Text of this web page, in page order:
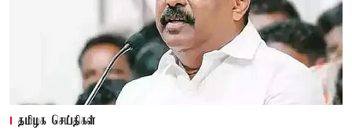
தமிழக செய்திகள்